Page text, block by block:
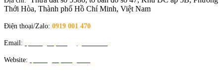
Thới Hòa, Thành phố Hồ Chí Minh, Việt Nam
Điện thoại/Zalo: 0919 001 470
Email:
Website: